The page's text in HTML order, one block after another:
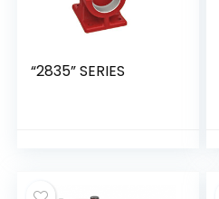
“2835” SERIES